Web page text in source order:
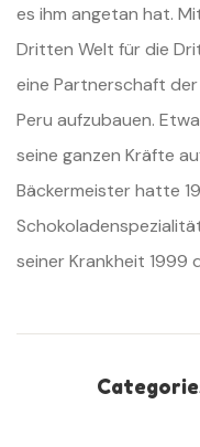
es ihm angetan hat.
Dritten Welt für die
eine Partnerschaft der
Peru aufzubauen.
seine ganzen Kräfte
Bäckermeister hatte
seiner Krankheit 1999